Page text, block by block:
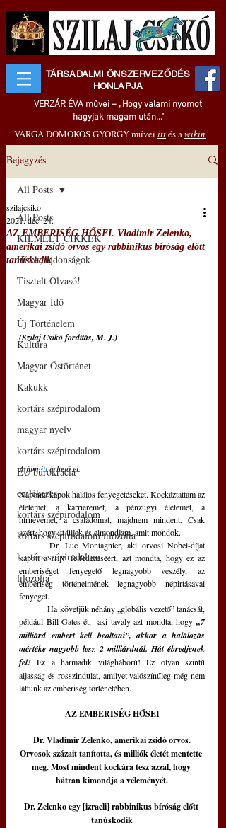
TÁRSADALMI ÖNSZERVEZŐDÉS
HONLAPJA
VERZÁR ÉVA művei – „Hogy valami nyomot
hagyjak magam után..."
VARGA DOMOKOS GYÖRGY művei ittés awikin
Bejegyzés
All Posts
KIEMELT CIKKEK
Hírek, újdonságok
Tisztelt Olvasó!
Magyar Idő
Új Történelem
Kultúra
Magyar Őstörténet
Kakukk
kortárs szépirodalom
magyar nyelv
kortárs szépirodalom
EU bürokrácia
emlékezés
kortárs szépirodalom
kortárs szépirodalom filozófia
kortárs szépirodalom
filozófia
All Posts
AZ EMBERISÉG HŐSEI. Vladimir Zelenko,
amerikai zsidó orvos egy rabbinikus bíróság előtt
tanúskodik
szilajcsiko
2021. dec. 24.
(Szilaj Csikó fordítás, M. J.)
A film itt érhető el.
Naponta kapok halálos fenyegetéseket. Kockáztattam az
életemet, a karrieremet, a pénzügyi életemet, a
hírnevemet, a családomat, majdnem mindent. Csak
azért, hogy itt üljek és elmondjam, amit mondok.
	Dr. Luc Montagnier, aki orvosi Nobel-díjat
kapott a HIV felfedezéséért, azt mondta, hogy ez az
emberiséget fenyegető legnagyobb veszély, az
emberiség történelmének legnagyobb népirtásával
fenyeget.
	Ha követjük néhány „globális vezető” tanácsát,
például Bill Gates-ét,  aki tavaly azt mondta, hogy „7
milliárd embert kell beoltani”, akkor a halálozás
mértéke nagyobb lesz 2 milliárdnál. Hát ébredjenek
fel! Ez a harmadik világháború! Ez olyan szintű
aljasság és rosszindulat, amilyet valószínűleg még nem
láttunk az emberiség történetében.
AZ EMBERISÉG HŐSEI
Dr. Vladimir Zelenko, amerikai zsidó orvos.
Orvosok százait tanította, és milliók életét mentette
meg. Most mindent kockára tesz azzal, hogy
bátran kimondja a véleményét.
Dr. Zelenko egy [izraeli] rabbinikus bíróság előtt
tanúskodik